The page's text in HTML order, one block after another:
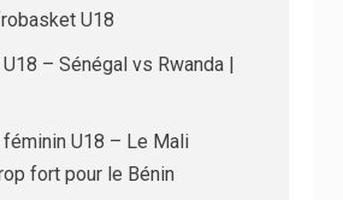
U18
– Sénégal vs Rwanda |
U18 – Le Mali
fort pour le Bénin